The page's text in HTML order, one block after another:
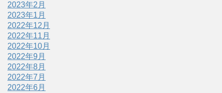
2023年2月
2023年1月
2022年12月
2022年11月
2022年10月
2022年9月
2022年8月
2022年7月
2022年6月